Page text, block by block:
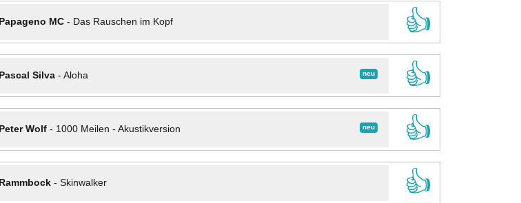
Papageno MC- Das Rauschen im Kopf
👍
neu
Pascal Silva- Aloha
👍
neu
Peter Wolf- 1000 Meilen - Akustikversion
👍
Rammbock- Skinwalker
👍